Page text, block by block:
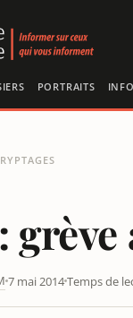
PORTRAITS
7 mai 2014Temps de
COURRIER PICARD